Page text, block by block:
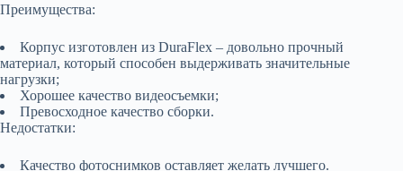
Преимущества:
Корпус изготовлен из DuraFlex – довольно прочный
материал, который способен выдерживать значительные
нагрузки;
Хорошее качество видеосъемки;
Превосходное качество сборки.
Недостатки:
Качество фотоснимков оставляет желать лучшего.